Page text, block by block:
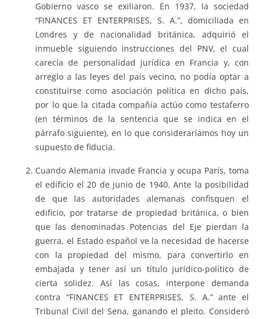
Gobierno vasco se exiliaron. En 1937, la sociedad
“FINANCES ET ENTERPRISES, S. A.”, domiciliada en
Londres y de nacionalidad británica, adquirió el
inmueble siguiendo instrucciones del PNV, el cual
carecía de personalidad jurídica en Francia y, con
arreglo a las leyes del país vecino, no podía optar a
constituirse como asociación política en dicho país,
por lo que la citada compañía actúo como testaferro
(en términos de la sentencia que se indica en el
párrafo siguiente), en lo que consideraríamos hoy un
supuesto de fiducia.
Cuando Alemania invade Francia y ocupa París, toma
el edificio el 20 de junio de 1940. Ante la posibilidad
de que las autoridades alemanas confisquen el
edificio, por tratarse de propiedad británica, o bien
que las denominadas Potencias del Eje pierdan la
guerra, el Estado español ve la necesidad de hacerse
con la propiedad del mismo, para convertirlo en
embajada y tener así un título jurídico-político de
cierta solidez. Así las cosas, interpone demanda
contra “FINANCES ET ENTERPRISES, S. A.” ante el
Tribunal Civil del Sena, ganando el pleito. Consideró